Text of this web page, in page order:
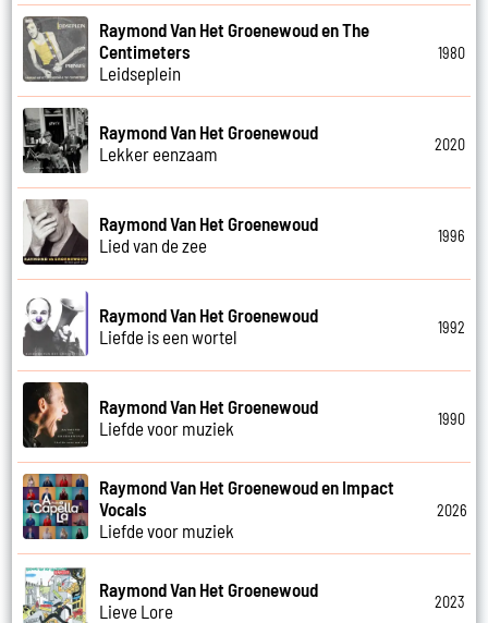
Raymond Van Het Groenewoud en The
Centimeters
Leidseplein
1980
Raymond Van Het Groenewoud
Lekker eenzaam
2020
Raymond Van Het Groenewoud
Lied van de zee
1996
Raymond Van Het Groenewoud
Liefde is een wortel
1992
Raymond Van Het Groenewoud
Liefde voor muziek
1990
Raymond Van Het Groenewoud en Impact
Vocals
Liefde voor muziek
2026
Raymond Van Het Groenewoud
Lieve Lore
2023